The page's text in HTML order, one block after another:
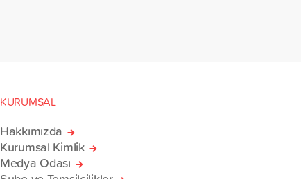
KURUMSAL
Hakkımızda
Kurumsal Kimlik
Medya Odası